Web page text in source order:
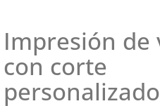
Impresión de
con corte
personalizado